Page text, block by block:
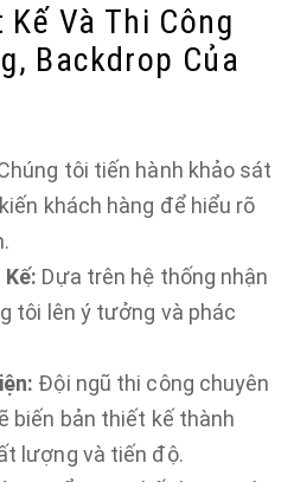
Và Thi Công
Backdrop Của
tôi tiến hành khảo sát
khách hàng để hiểu rõ
Dựa trên hệ thống nhận
tôi lên ý tưởng và phác
Đội ngũ thi công chuyên
biến bản thiết kế thành
lượng và tiến độ.